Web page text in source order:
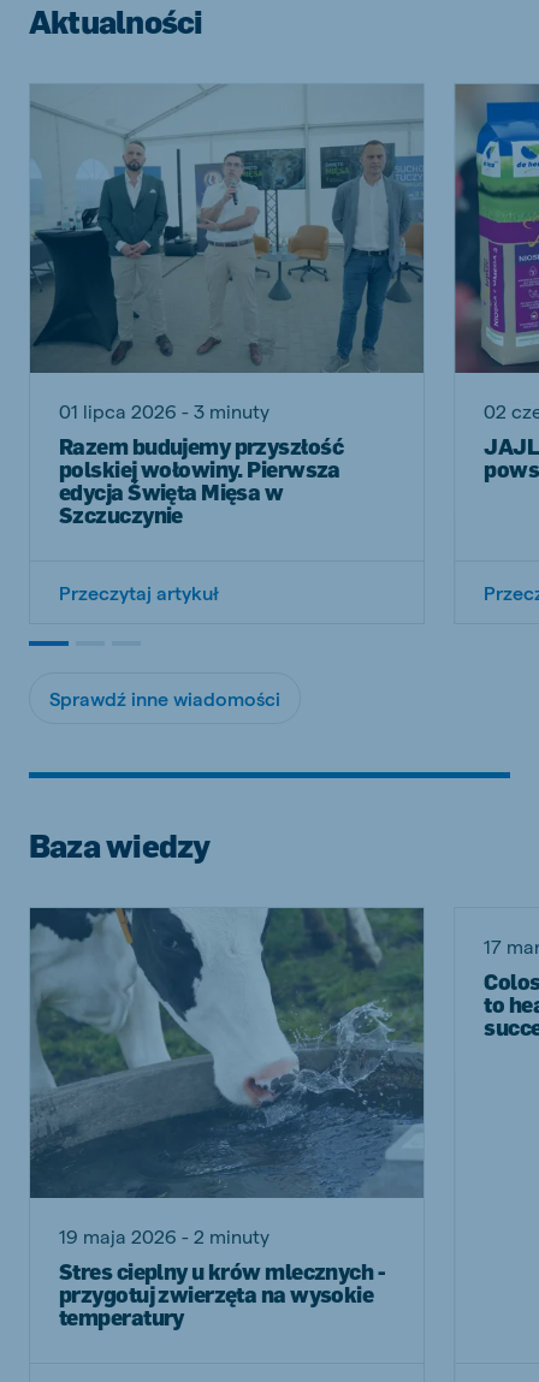
Aktualności
01 lipca 2026 - 3 minuty
Razem budujemy przyszłość
polskiej wołowiny. Pierwsza
edycja Święta Mięsa w
Szczuczynie
Przeczytaj artykuł
02
Sprawdź inne wiadomości
Baza wiedzy
19 maja 2026 - 2 minuty
Stres cieplny u krów mlecznych -
przygotuj zwierzęta na wysokie
temperatury
17
to